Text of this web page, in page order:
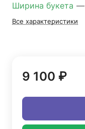
Ширина букета —
Все характеристики
9 100 ₽